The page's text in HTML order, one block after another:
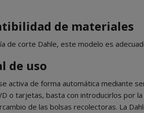
de materiales
de corte Dahle, este modelo es
de uso
activa de forma automática mediante
o tarjetas, basta con introducirlos por
de las bolsas recolectoras. La